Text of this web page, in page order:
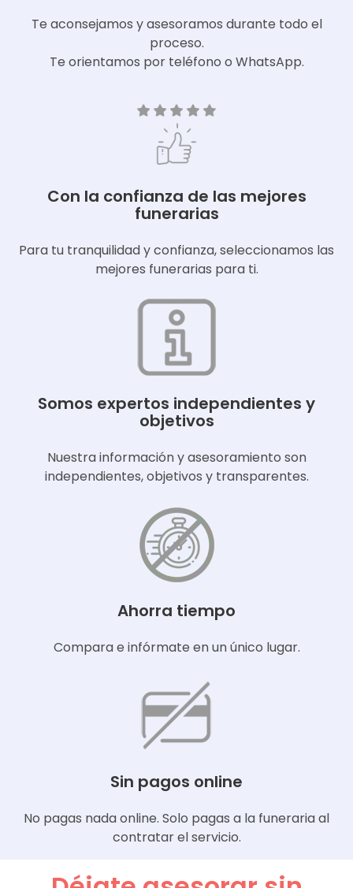
Te aconsejamos y asesoramos durante todo el
proceso.
Te orientamos por teléfono o WhatsApp.
Con la confianza de las mejores
funerarias
Para tu tranquilidad y confianza, seleccionamos las
mejores funerarias para ti.
Somos expertos independientes y
objetivos
Nuestra información y asesoramiento son
independientes, objetivos y transparentes.
Ahorra tiempo
Compara e infórmate en un único lugar.
Sin pagos online
No pagas nada online. Solo pagas a la funeraria al
contratar el servicio.